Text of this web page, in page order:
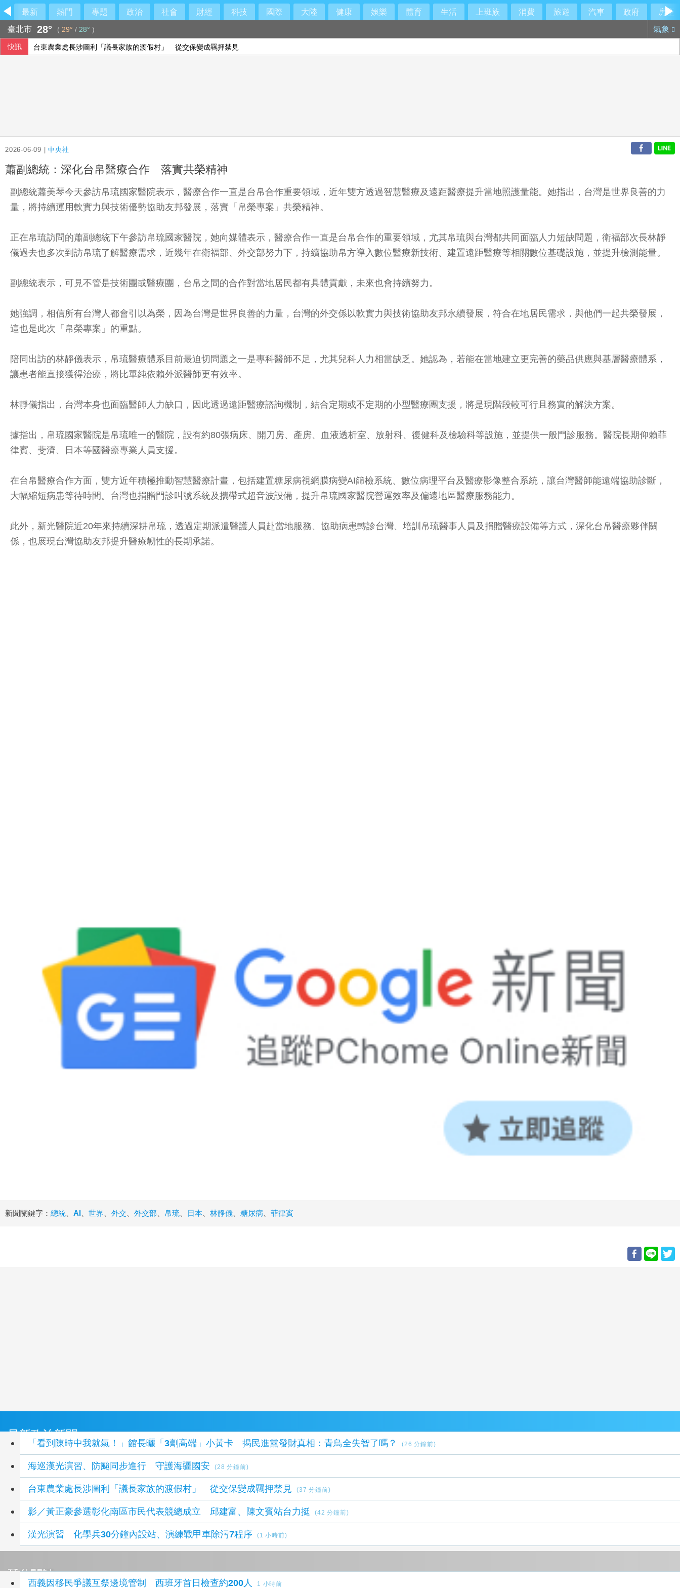
最新 熱門 專題 政治 社會 財經 科技 國際 大陸 健康 娛樂 體育 生活 上班族 消費 旅遊 汽車 政府
房產
臺北市 28° ( 29° / 28° ) 氣象
快訊 台東農業處長涉圖利「議長家族的渡假村」 從交保變成羈押禁見
2026-06-09 |中央社
蕭副總統：深化台帛醫療合作 落實共榮精神
副總統蕭美琴今天參訪帛琉國家醫院表示，醫療合作一直是台帛合作重要領域，近年雙方透過智慧醫療及遠距醫療提升當地照護量能。她指出，台灣是世界良善的力
量，將持續運用軟實力與技術優勢協助友邦發展，落實「帛榮專案」共榮精神。
正在帛琉訪問的蕭副總統下午參訪帛琉國家醫院，她向媒體表示，醫療合作一直是台帛合作的重要領域，尤其帛琉與台灣都共同面臨人力短缺問題，衛福部次長林靜
儀過去也多次到訪帛琉了解醫療需求，近幾年在衛福部、外交部努力下，持續協助帛方導入數位醫療新技術、建置遠距醫療等相關數位基礎設施，並提升檢測能量。
副總統表示，可見不管是技術團或醫療團，台帛之間的合作對當地居民都有具體貢獻，未來也會持續努力。
她強調，相信所有台灣人都會引以為榮，因為台灣是世界良善的力量，台灣的外交係以軟實力與技術協助友邦永續發展，符合在地居民需求，與他們一起共榮發展，
這也是此次「帛榮專案」的重點。
陪同出訪的林靜儀表示，帛琉醫療體系目前最迫切問題之一是專科醫師不足，尤其兒科人力相當缺乏。她認為，若能在當地建立更完善的藥品供應與基層醫療體系，
讓患者能直接獲得治療，將比單純依賴外派醫師更有效率。
林靜儀指出，台灣本身也面臨醫師人力缺口，因此透過遠距醫療諮詢機制，結合定期或不定期的小型醫療團支援，將是現階段較可行且務實的解決方案。
據指出，帛琉國家醫院是帛琉唯一的醫院，設有約80張病床、開刀房、產房、血液透析室、放射科、復健科及檢驗科等設施，並提供一般門診服務。醫院長期仰賴菲
律賓、斐濟、日本等國醫療專業人員支援。
在台帛醫療合作方面，雙方近年積極推動智慧醫療計畫，包括建置糖尿病視網膜病變AI篩檢系統、數位病理平台及醫療影像整合系統，讓台灣醫師能遠端協助診斷，
大幅縮短病患等待時間。台灣也捐贈門診叫號系統及攜帶式超音波設備，提升帛琉國家醫院營運效率及偏遠地區醫療服務能力。
此外，新光醫院近20年來持續深耕帛琉，透過定期派遣醫護人員赴當地服務、協助病患轉診台灣、培訓帛琉醫事人員及捐贈醫療設備等方式，深化台帛醫療夥伴關
係，也展現台灣協助友邦提升醫療韌性的長期承諾。
新聞關鍵字： 總統、 AI、 世界、 外交、 外交部、 帛琉、 日本、 林靜儀、 糖尿病、 菲律賓
最新政治新聞
「看到陳時中我就氣！」館長曬「3劑高端」小黃卡 揭民進黨發財真相：青鳥全失智了嗎？ (26 分鐘前)
海巡漢光演習、防颱同步進行 守護海疆國安 (28 分鐘前)
台東農業處長涉圖利「議長家族的渡假村」 從交保變成羈押禁見 (37 分鐘前)
影／黃正豪參選彰化南區市民代表競總成立 邱建富、陳文賓站台力挺 (42 分鐘前)
漢光演習 化學兵30分鐘內設站、演練戰甲車除污7程序 (1 小時前)
延伸閱讀
西義因移民爭議互祭邊境管制 西班牙首日檢查約200人 1 小時前